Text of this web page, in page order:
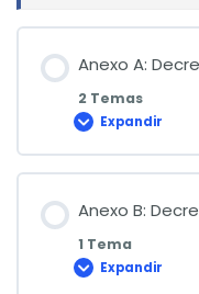
Anexo A:
2 Temas
Expandir
Anexo
Decreto
60
Anexo B:
1 Tema
Expandir
Anexo